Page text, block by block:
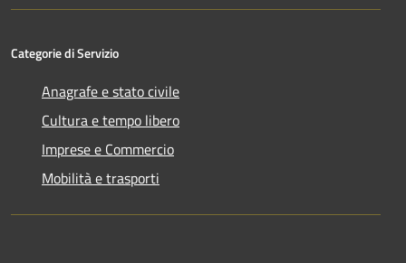
Categorie di Servizio
Anagrafe e stato civile
Cultura e tempo libero
Imprese e Commercio
Mobilità e trasporti